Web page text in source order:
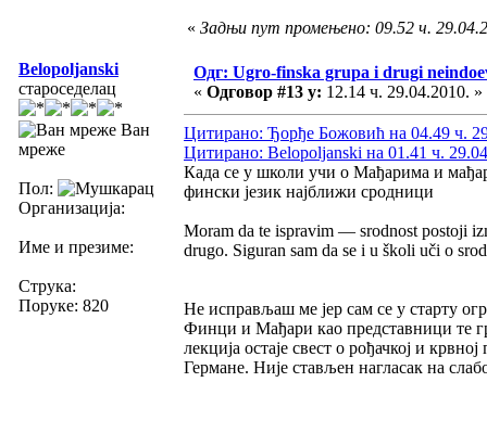
« Задњи пут промењено: 09.52 ч.
Belopoljanski
староседелац
Ван
мреже
Пол:
Организација:
Име и презиме:
Струка:
Поруке: 820
Одг: Ugro-finska grupa i drugi
« Одговор #13 у: 12.14 ч. 29.04.2010. »
Цитирано: Ђорђе Божовић на 04.49 ч.
Цитирано: Belopoljanski на 01.41 ч.
Када се у школи учи о Мађарима и
фински језик најближи сродници
Moram da te ispravim — srodnost postoji
drugo. Siguran sam da se i u školi uči o
Не исправљаш ме јер сам се у старту
Финци и Мађари као представници те
лекција остаје свест о рођачкој и
Германе. Није стављен нагласак на